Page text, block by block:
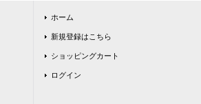
ホーム
新規登録はこちら
ショッピングカート
ログイン